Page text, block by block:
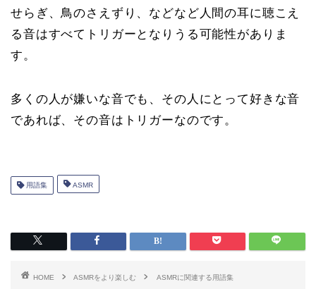
せらぎ、鳥のさえずり、などなど人間の耳に聴こえ
る音はすべてトリガーとなりうる可能性がありま
す。
多くの人が嫌いな音でも、その人にとって好きな音
であれば、その音はトリガーなのです。
用語集 ASMR
HOME ASMRをより楽しむ ASMRに関連する用語集